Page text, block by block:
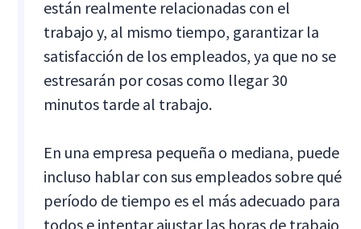
están realmente relacionadas con el
trabajo y, al mismo tiempo, garantizar la
satisfacción de los empleados, ya que no se
estresarán por cosas como llegar 30
minutos tarde al trabajo.
En una empresa pequeña o mediana, puede
incluso hablar con sus empleados sobre qué
período de tiempo es el más adecuado para
todos e intentar ajustar las horas de trabajo